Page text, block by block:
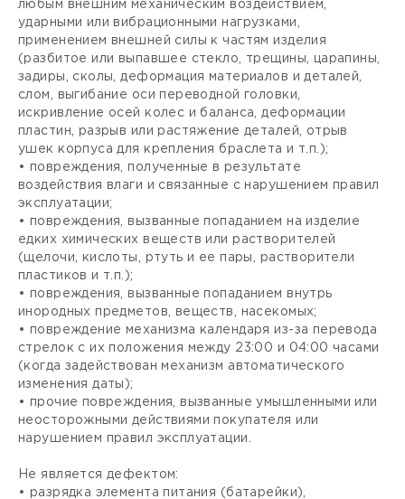
любым внешним механическим воздействием,
ударными или вибрационными нагрузками,
применением внешней силы к частям изделия
(разбитое или выпавшее стекло, трещины, царапины,
задиры, сколы, деформация материалов и деталей,
слом, выгибание оси переводной головки,
искривление осей колес и баланса, деформации
пластин, разрыв или растяжение деталей, отрыв
ушек корпуса для крепления браслета и т.п.);
• повреждения, полученные в результате
воздействия влаги и связанные с нарушением правил
эксплуатации;
• повреждения, вызванные попаданием на изделие
едких химических веществ или растворителей
(щелочи, кислоты, ртуть и ее пары, растворители
пластиков и т.п.);
• повреждения, вызванные попаданием внутрь
инородных предметов, веществ, насекомых;
• повреждение механизма календаря из-за перевода
стрелок с их положения между 23:00 и 04:00 часами
(когда задействован механизм автоматического
изменения даты);
• прочие повреждения, вызванные умышленными или
неосторожными действиями покупателя или
нарушением правил эксплуатации.
Не является дефектом:
• разрядка элемента питания (батарейки),